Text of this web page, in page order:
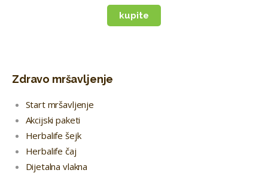
kupite
Zdravo mršavljenje
Start mršavljenje
Akcijski paketi
Herbalife šejk
Herbalife čaj
Dijetalna vlakna